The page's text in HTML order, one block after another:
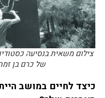
צילום משאית בנסיעה
של כרם בן
כיצד לחיים במושב